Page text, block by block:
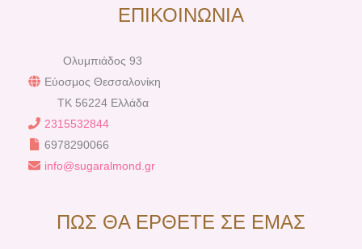
ΕΠΙΚΟΙΝΩΝΙΑ
Ολυμπιάδος 93
Εύοσμος Θεσσαλονίκη
TK 56224 Ελλάδα
2315532844
6978290066
info@sugaralmond.gr
ΠΩΣ ΘΑ ΕΡΘΕΤΕ ΣΕ ΕΜΑΣ